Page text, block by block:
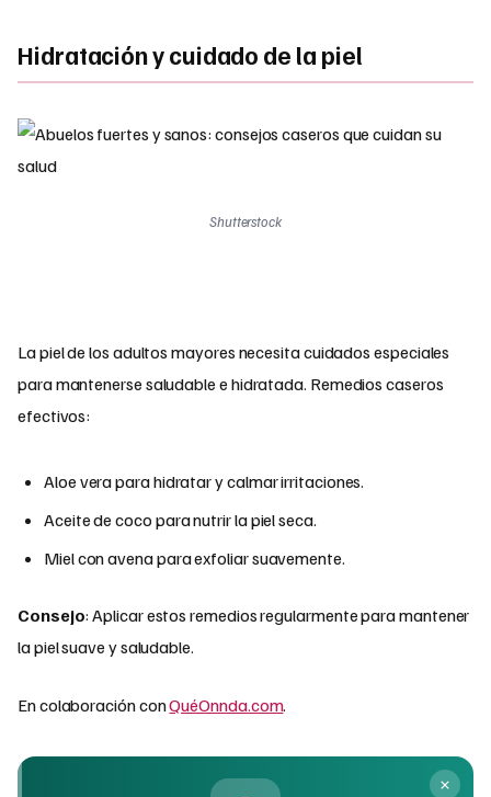
Hidratación y cuidado de la piel
Shutterstock
La piel de los adultos mayores necesita cuidados especiales
para mantenerse saludable e hidratada. Remedios caseros
efectivos:
Aloe vera para hidratar y calmar irritaciones.
Aceite de coco para nutrir la piel seca.
Miel con avena para exfoliar suavemente.
Consejo: Aplicar estos remedios regularmente para mantener
la piel suave y saludable.
En colaboración conQuéOnnda.com.